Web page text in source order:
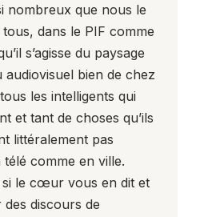
nombreux que nous le
dans le PIF comme
s’agisse du paysage
audiovisuel bien de chez
les intelligents qui
et tant de choses qu’ils
littéralement pas
télé comme en ville.
si le cœur vous en dit et
discours de